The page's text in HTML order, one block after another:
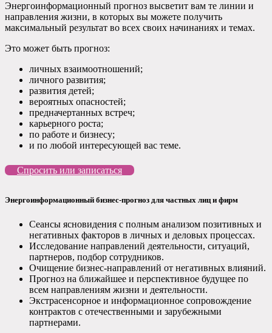
Энергоинформационный прогноз высветит вам те линии и
направления жизни, в которых вы можете получить
максимальный результат во всех своих начинаниях и темах.
Это может быть прогноз:
личных взаимоотношений;
личного развития;
развития детей;
вероятных опасностей;
предначертанных встреч;
карьерного роста;
по работе и бизнесу;
и по любой интересующей вас теме.
Спросить или записаться
Энергоинформационный бизнес-прогноз для частных лиц и фирм
Сеансы ясновидения с полным анализом позитивных и
негативных факторов в личных и деловых процессах.
Исследование направлений деятельности, ситуаций,
партнеров, подбор сотрудников.
Очищение бизнес-направлений от негативных влияний.
Прогноз на ближайшее и перспективное будущее по
всем направлениям жизни и деятельности.
Экстрасенсорное и информационное сопровождение
контрактов с отечественными и зарубежными
партнерами.